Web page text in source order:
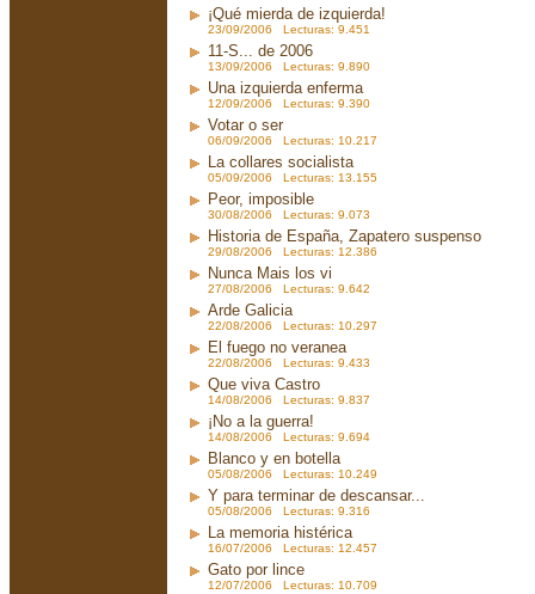
¡Qué mierda de izquierda!
23/09/2006 Lecturas: 9.451
11-S... de 2006
13/09/2006 Lecturas: 9.890
Una izquierda enferma
12/09/2006 Lecturas: 9.390
Votar o ser
06/09/2006 Lecturas: 10.217
La collares socialista
05/09/2006 Lecturas: 13.155
Peor, imposible
30/08/2006 Lecturas: 9.073
Historia de España, Zapatero suspenso
29/08/2006 Lecturas: 12.386
Nunca Mais los vi
27/08/2006 Lecturas: 9.642
Arde Galicia
22/08/2006 Lecturas: 10.297
El fuego no veranea
22/08/2006 Lecturas: 9.433
Que viva Castro
14/08/2006 Lecturas: 9.837
¡No a la guerra!
14/08/2006 Lecturas: 9.694
Blanco y en botella
05/08/2006 Lecturas: 10.249
Y para terminar de descansar...
05/08/2006 Lecturas: 9.316
La memoria histérica
16/07/2006 Lecturas: 12.457
Gato por lince
12/07/2006 Lecturas: 10.709